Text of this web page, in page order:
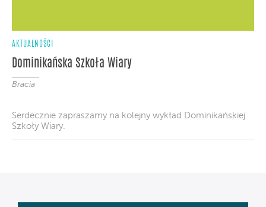
AKTUALNOŚCI
Dominikańska Szkoła Wiary
Bracia
Serdecznie zapraszamy na kolejny wykład Dominikańskiej
Szkoły Wiary.